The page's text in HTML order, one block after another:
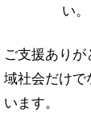
い。
ご支援ありが
域社会だけで
います。